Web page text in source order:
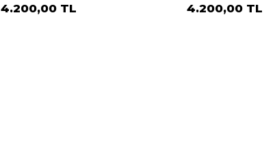
4.200,00 TL 4.200,00 TL